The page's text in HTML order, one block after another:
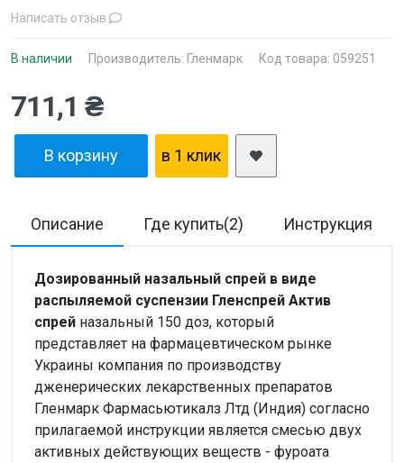
Написать отзыв
В наличии Производитель: Гленмарк Код товара: 059251
711,1 ₴
В корзину в 1 клик
Описание Где купить(2) Инструкция
Дозированный назальный спрей в виде
распыляемой суспензии Гленспрей Актив
спрей назальный 150 доз, который
представляет на фармацевтическом рынке
Украины компания по производству
дженерических лекарственных препаратов
Гленмарк Фармасьютикалз Лтд (Индия) согласно
прилагаемой инструкции является смесью двух
активных действующих веществ - фуроата